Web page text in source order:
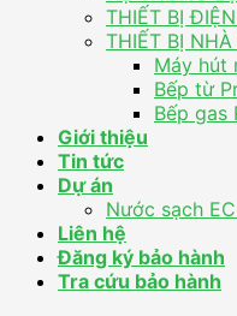
THIẾT BỊ
THIẾT BỊ NHÀ
Máy hút
Bếp từ
Bếp gas
Giới thiệu
Tin tức
Dự án
Nước sạch
Liên hệ
Đăng ký bảo hành
Tra cứu bảo hành